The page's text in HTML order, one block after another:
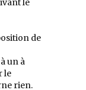
de
un à
le
rien.